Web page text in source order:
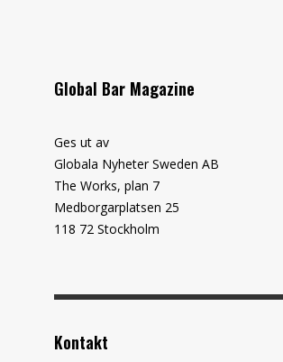
Global Bar Magazine
Ges ut av
Globala Nyheter Sweden AB
The Works, plan 7
Medborgarplatsen 25
118 72 Stockholm
Kontakt